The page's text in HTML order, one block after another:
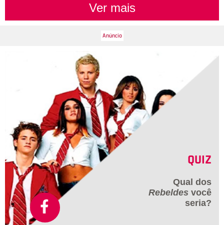
Ver mais
QUIZ
Qual dos
Rebeldes você
seria?